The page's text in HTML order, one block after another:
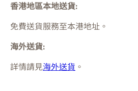
香港地區本地送貨:
免費送貨服務至本港地址。
海外送貨:
詳情請見海外送貨 。